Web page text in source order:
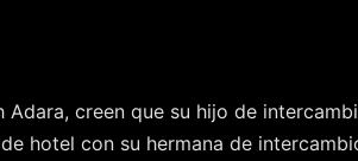
creen que su hijo de
hotel con su hermana de